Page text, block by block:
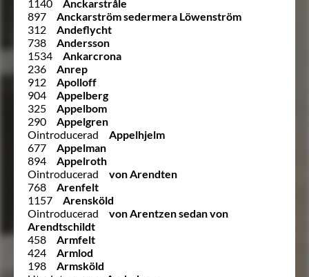
1140
Anckarstråle
897
Anckarström sedermera Löwenström
312
Andeflycht
738
Andersson
1534
Ankarcrona
236
Anrep
912
Apolloff
904
Appelberg
325
Appelbom
290
Appelgren
Ointroducerad
Appelhjelm
677
Appelman
894
Appelroth
Ointroducerad
von Arendten
768
Arenfelt
1157
Arensköld
Ointroducerad
von Arentzen sedan von
Arendtschildt
458
Armfelt
424
Armlod
198
Armsköld